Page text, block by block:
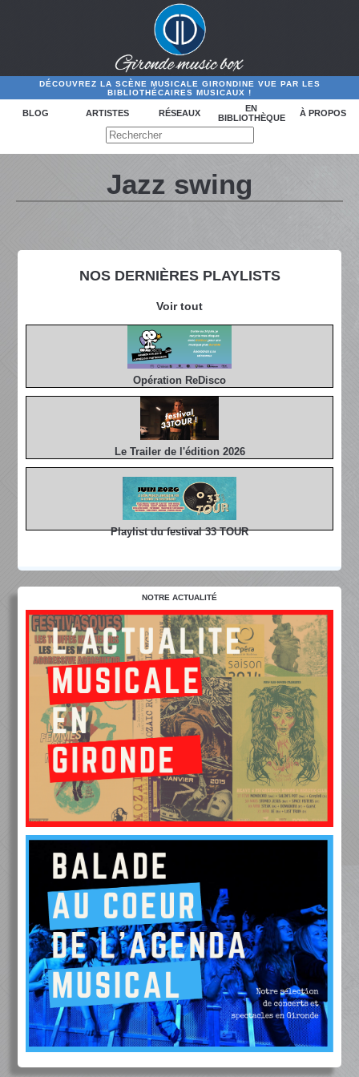
DÉCOUVREZ LA SCÈNE MUSICALE GIRONDINE VUE PAR LES
BIBLIOTHÉCAIRES MUSICAUX !
BLOG ARTISTES RÉSEAUX
EN
BIBLIOTHÈQUE
À PROPOS
NOS DERNIÈRES PLAYLISTS
Voir tout
Opération ReDisco
Le Trailer de l'édition 2026
Playlist du festival 33 TOUR
Jazz swing
NOTRE ACTUALITÉ